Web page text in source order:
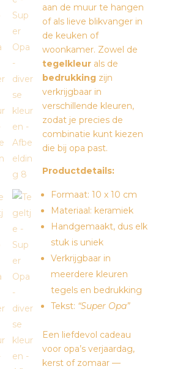
aan de muur te hangen
of als lieve blikvanger in
de keuken of
woonkamer. Zowel de
tegelkleur als de
bedrukking zijn
verkrijgbaar in
verschillende kleuren,
zodat je precies de
combinatie kunt kiezen
die bij opa past.
Productdetails:
Formaat: 10 x 10 cm
Materiaal: keramiek
Handgemaakt, dus elk
stuk is uniek
Verkrijgbaar in
meerdere kleuren
tegels en bedrukking
Tekst: “Super Opa”
Een liefdevol cadeau
voor opa’s verjaardag,
kerst of zomaar —